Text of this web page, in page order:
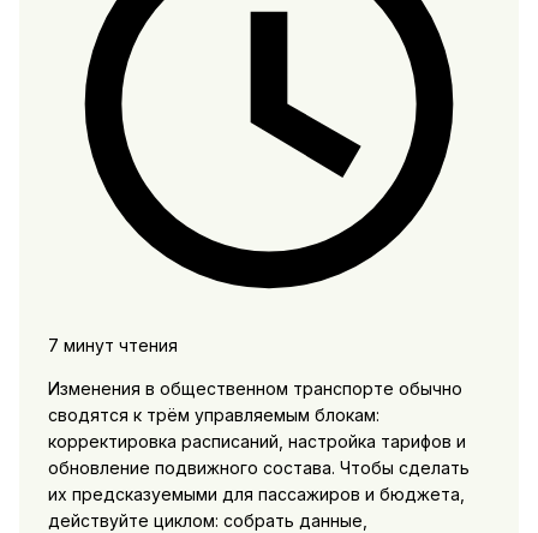
7 минут чтения
Изменения в общественном транспорте обычно
сводятся к трём управляемым блокам:
корректировка расписаний, настройка тарифов и
обновление подвижного состава. Чтобы сделать
их предсказуемыми для пассажиров и бюджета,
действуйте циклом: собрать данные,